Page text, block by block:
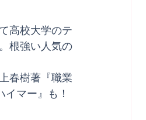
高校大学のテ
根強い人気の
春樹著『職業
マー』も！